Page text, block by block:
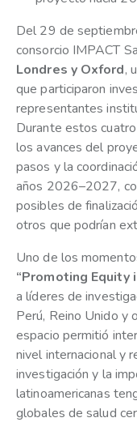
Del 29 de
consorcio IMPACT
Londres y Oxford,
que participaron
representantes
Durante estos
los avances del
pasos y la
años 2026–2027,
posibles de
otros que podrían
Uno de los
“Promoting Equity
a líderes de
Perú, Reino Unido y
espacio permitió
nivel internacional y
investigación y la
latinoamericanas
globales de salud